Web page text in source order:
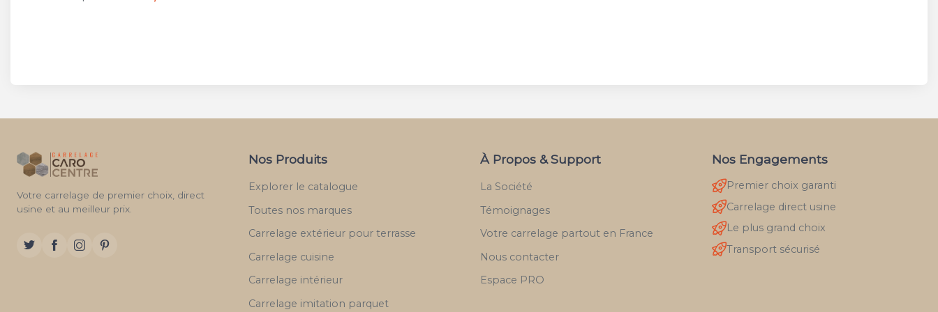
Votre carrelage de premier choix, direct
usine et au meilleur prix.
Nos Produits
Explorer le catalogue
Toutes nos marques
Carrelage extérieur pour terrasse
Carrelage cuisine
Carrelage intérieur
Carrelage imitation parquet
À Propos & Support
La Société
Témoignages
Votre carrelage partout en France
Nous contacter
Espace PRO
Nos Engagements
Premier choix garanti
Carrelage direct usine
Le plus grand choix
Transport sécurisé